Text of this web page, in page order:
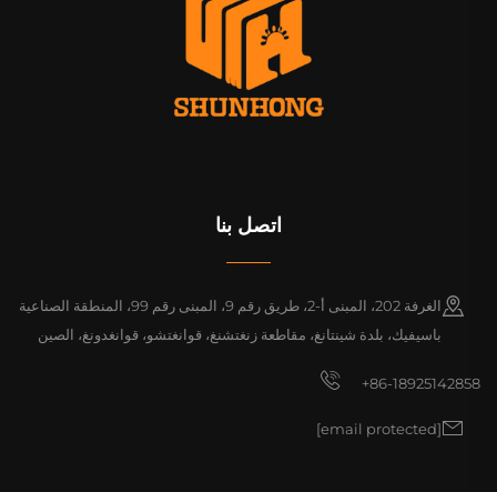
اتصل بنا
الغرفة 202، المبنى أ-2، طريق رقم 9، المبنى رقم 99، المنطقة الصناعية
باسيفيك، بلدة شينتانغ، مقاطعة زنغتشنغ، قوانغتشو، قوانغدونغ، الصين
+86-18925142858
[email protected]